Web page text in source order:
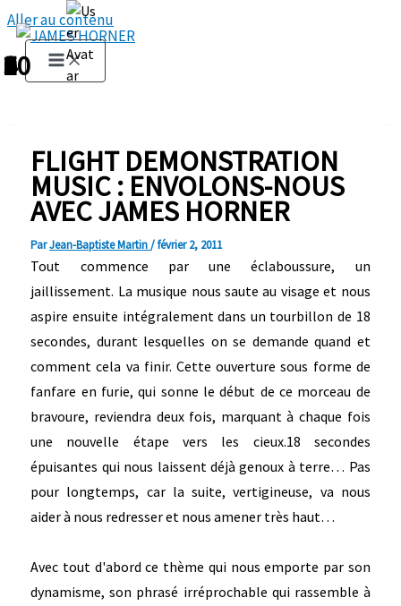
Aller au contenu
FLIGHT DEMONSTRATION
MUSIC : ENVOLONS-NOUS
AVEC JAMES HORNER
ParJean-Baptiste Martin/février 2, 2011
Tout commence par une éclaboussure, un
jaillissement. La musique nous saute au visage et nous
aspire ensuite intégralement dans un tourbillon de 18
secondes, durant lesquelles on se demande quand et
comment cela va finir. Cette ouverture sous forme de
fanfare en furie, qui sonne le début de ce morceau de
bravoure, reviendra deux fois, marquant à chaque fois
une nouvelle étape vers les cieux.18 secondes
épuisantes qui nous laissent déjà genoux à terre… Pas
pour longtemps, car la suite, vertigineuse, va nous
aider à nous redresser et nous amener très haut…
Avec tout d'abord ce thème qui nous emporte par son
dynamisme, son phrasé irréprochable qui rassemble à
1
2
3
4
5
6
7
8
9
10